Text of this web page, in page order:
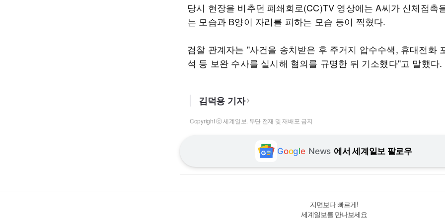
당시 현장을 비추던 폐쇄회로(CC)TV 영상에는 A씨가 신체접촉
는 모습과 B양이 자리를 피하는 모습 등이 찍혔다.
검찰 관계자는 "사건을 송치받은 후 주거지 압수수색, 휴대전화
석 등 보완 수사를 실시해 혐의를 규명한 뒤 기소했다"고 말했다.
김덕용 기자
Copyright ⓒ 세계일보. 무단 전재 및 재배포 금지
Google News 에서 세계일보 팔로우
지면보다 빠르게!
세계일보를 만나보세요